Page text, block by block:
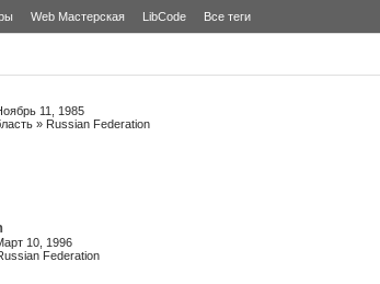
Web Мастерская LibCode Все теги
11, 1985
» Russian Federation
10, 1996
Federation